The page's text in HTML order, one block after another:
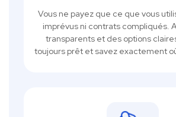
Vous ne payez que ce que vous
imprévus ni contrats compliqués.
transparents et des options
toujours prêt et savez exactement